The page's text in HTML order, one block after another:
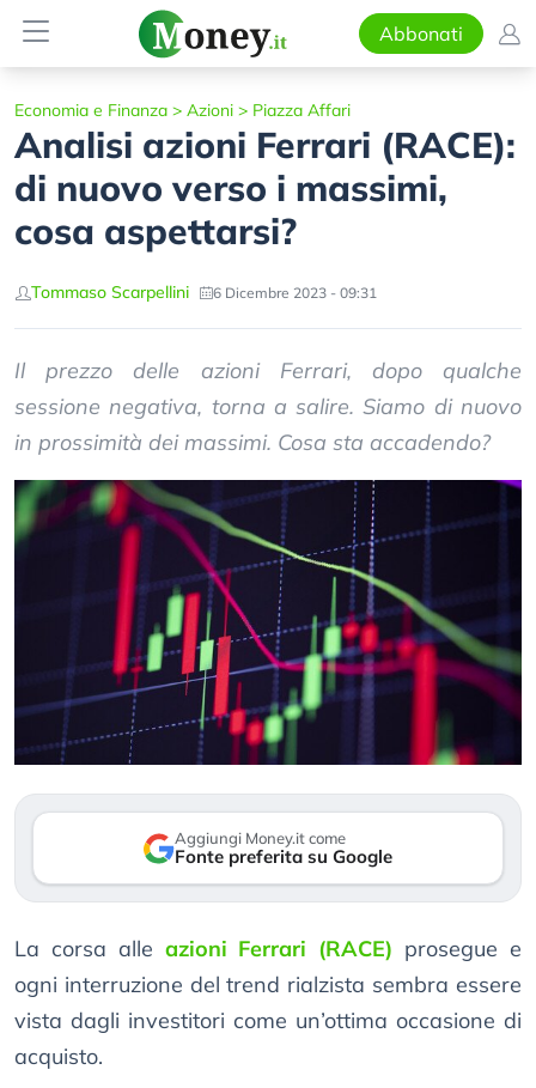
Abbonati
Economia e Finanza > Azioni > Piazza Affari
Analisi azioni Ferrari (RACE):
di nuovo verso i massimi,
cosa aspettarsi?
Tommaso Scarpellini 6 Dicembre 2023 - 09:31
Il prezzo delle azioni Ferrari, dopo qualche
sessione negativa, torna a salire. Siamo di nuovo
in prossimità dei massimi. Cosa sta accadendo?
Aggiungi Money.it come
Fonte preferita su Google
La corsa alle azioni Ferrari (RACE) prosegue e
ogni interruzione del trend rialzista sembra essere
vista dagli investitori come un’ottima occasione di
acquisto.